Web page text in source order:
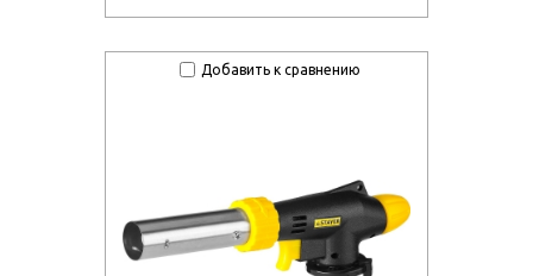
Добавить к сравнению